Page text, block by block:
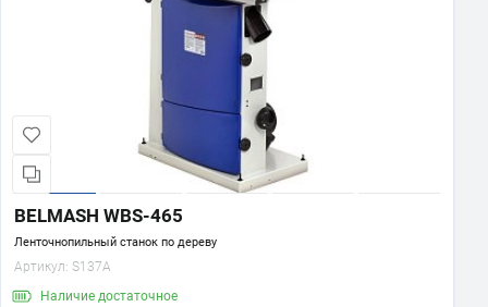
BELMASH WBS-465
Ленточнопильный станок по дереву
Артикул: S137A
Наличие достаточное